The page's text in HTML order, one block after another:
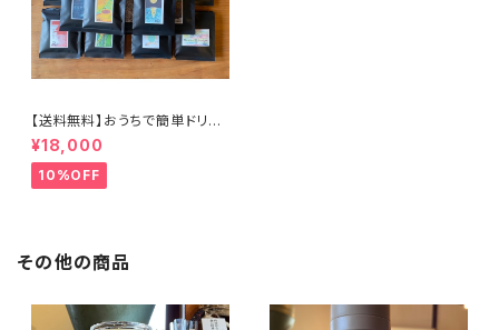
【送料無料】おうちで簡単ドリッ
プバッグ100個セット
¥18,000
10%OFF
その他の商品